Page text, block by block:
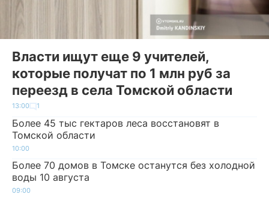
Власти ищут еще 9 учителей,
которые получат по 1 млн руб за
переезд в села Томской области
13:00 1
Более 45 тыс гектаров леса восстановят в
Томской области
10:00
Более 70 домов в Томске останутся без холодной
воды 10 августа
09:00